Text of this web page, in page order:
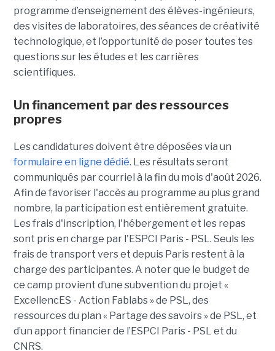
programme d’enseignement des élèves-ingénieurs,
des visites de laboratoires, des séances de créativité
technologique, et l’opportunité de poser toutes tes
questions sur les études et les carrières
scientifiques.
Un financement par des ressources
propres
Les candidatures doivent être déposées via un
formulaire en ligne dédié. Les résultats seront
communiqués par courriel à la fin du mois d'août 2026.
Afin de favoriser l'accès au programme au plus grand
nombre, la participation est entièrement gratuite.
Les frais d'inscription, l'hébergement et les repas
sont pris en charge par l'ESPCI Paris - PSL. Seuls les
frais de transport vers et depuis Paris restent à la
charge des participantes. A noter que le budget de
ce camp provient d’une subvention du projet «
ExcellencES - Action Fablabs » de PSL, des
ressources du plan « Partage des savoirs » de PSL, et
d’un apport financier de l’ESPCI Paris - PSL et du
CNRS.